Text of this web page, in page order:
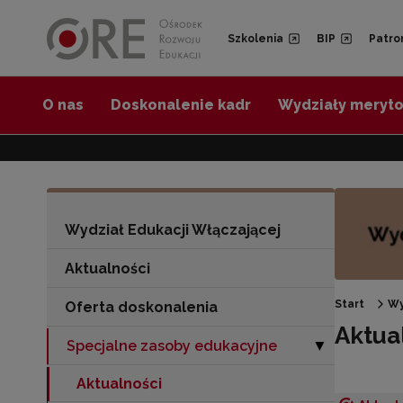
Szkolenia BIP
O nas Doskonalenie kadr Wydziały
Wydział Edukacji Włączającej
Aktualności
Oferta doskonalenia
Specjalne zasoby edukacyjne Zwiń sekcję
▶
Aktualności
Start